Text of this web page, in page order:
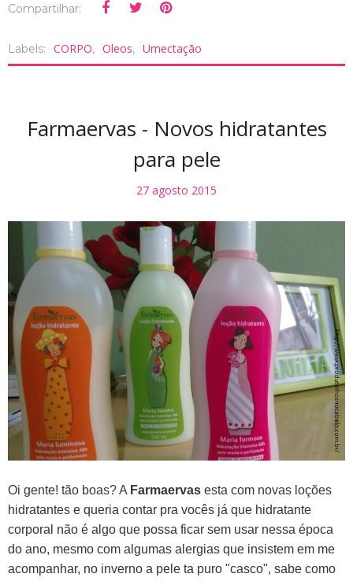
Compartilhar:
Labels: CORPO, Oleos, Umectação
Farmaervas - Novos hidratantes
para pele
27 agosto 2015
Oi gente! tão boas? A Farmaervas esta com novas loções
hidratantes e queria contar pra vocês já que hidratante
corporal não é algo que possa ficar sem usar nessa época
do ano, mesmo com algumas alergias que insistem em me
acompanhar, no inverno a pele ta puro "casco", sabe como